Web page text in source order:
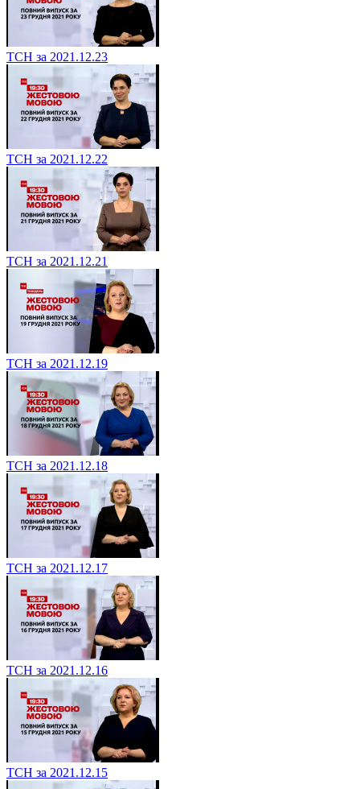
ТСН за 2021.12.23
ТСН за 2021.12.22
ТСН за 2021.12.21
ТСН за 2021.12.19
ТСН за 2021.12.18
ТСН за 2021.12.17
ТСН за 2021.12.16
ТСН за 2021.12.15